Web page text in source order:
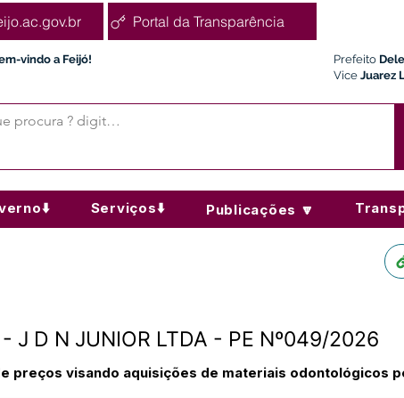
Portal da Transparência
vindo a Feijó! Prefeito
Vice Juarez
Serviços⬇️ Publicações 🔽
J D N JUNIOR LTDA - PE Nº049/2026
preços visando aquisições de materiais odontológicos